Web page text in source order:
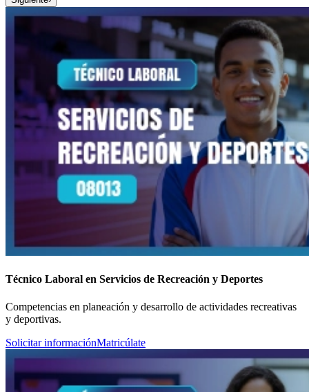
Técnico Laboral en Servicios de Recreación y Deportes
Competencias en planeación y desarrollo de actividades recreativas
y deportivas.
Solicitar informaciónMatricúlate